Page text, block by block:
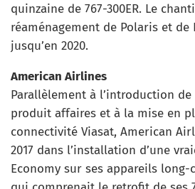
quinzaine de 767-300ER. Le
réaménagement de Polaris et
jusqu’en 2020.
American Airlines
Parallèlement à l’introduction de
produit affaires et à la mise en
connectivité Viasat, American
2017 dans l’installation d’une
Economy sur ses appareils